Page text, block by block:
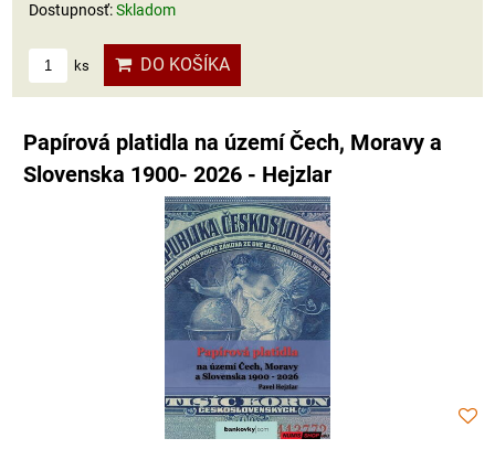
Dostupnosť:Skladom
ks DO KOŠÍKA
Papírová platidla na území Čech, Moravy a
Slovenska 1900- 2026 - Hejzlar